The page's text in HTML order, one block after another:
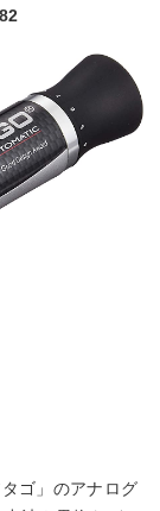
ゴ」のアナログ